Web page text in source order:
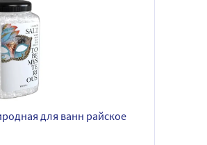
для ванн райское